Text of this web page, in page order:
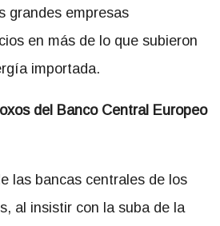
grandes empresas
en más de lo que subieron
importada.
del Banco Central Europeo
las bancas centrales de los
al insistir con la suba de la